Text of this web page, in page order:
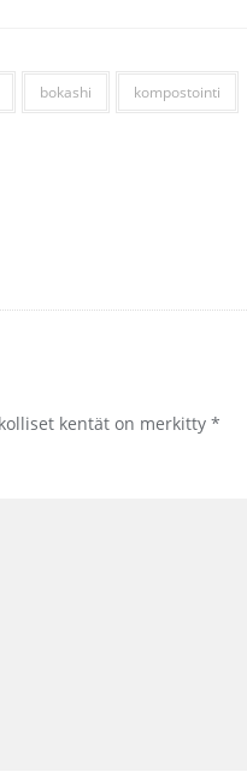
bokashi kompostointi
kentät on merkitty *